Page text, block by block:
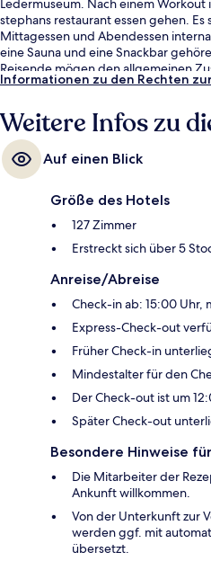
Ledermuseum. Nach einem Workout
stephans restaurant essen gehen. Es
Mittagessen und Abendessen
eine Sauna und eine Snackbar
Reisende mögen den allgemeinen
öffentlichen Verkehrsmittel sind nur
zur Straßenbahnhaltestelle
Informationen zu den Rechten
Weitere Infos zu
Auf einen Blick
Größe des Hotels
127 Zimmer
Erstreckt sich über 5
Anreise/Abreise
Check-in ab: 15:00 Uhr,
Express-Check-out
Früher Check-in
Mindestalter für den
Der Check-out ist um
Später Check-out
Besondere Hinweise
Die Mitarbeiter der
Ankunft willkommen.
Von der Unterkunft zur
werden ggf. mit
übersetzt.